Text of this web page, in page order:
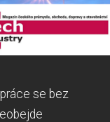
se bez